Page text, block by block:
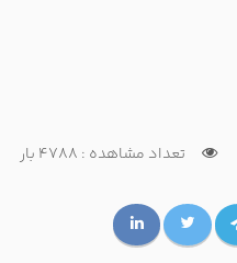
تعداد مشاهده : 4788 بار